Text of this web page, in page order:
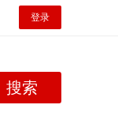
登录
搜索